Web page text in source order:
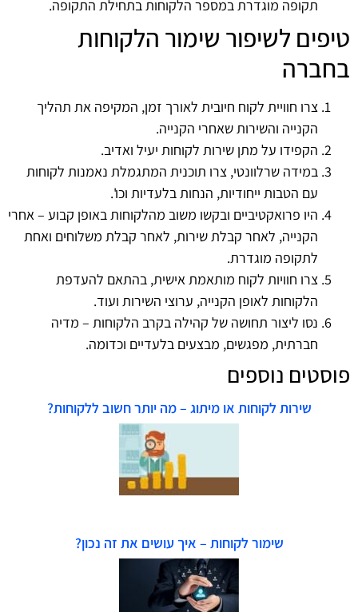
תקופה מוגדרת במספר הלקוחות בתחילת התקופה.
טיפים לשיפור שימור הלקוחות
בחברה
צרו חוויית לקוח חיובית לאורך זמן, המקיפה את תהליך
הקנייה והשירות שאחרי הקנייה.
הקפידו על מתן שירות לקוחות יעיל ואדיב.
במידה שרלוונטי, צרו תוכנית המתגמלת נאמנות לקוחות
עם הטבות ייחודיות, הנחות בלעדיות וכו'.
היו פרואקטיביים ובקשו משוב מהלקוחות באופן קבוע – אחרי
הקנייה, לאחר קבלת שירות, לאחר קבלת משלוחים ואחת
לתקופה מוגדרת.
צרו חוויות לקוח מותאמת אישית, בהתאם להעדפת
הלקוחות לאופן הקנייה, ערוצי השירות ועוד.
נסו ליצור תחושה של קהילה בקרב הלקוחות – מדיה
חברתית, מפגשים, מבצעים בלעדיים וכדומה.
פוסטים נוספים
שירות לקוחות או מיתוג – מה יותר חשוב ללקוחות?
שימור לקוחות – איך עושים את זה נכון?